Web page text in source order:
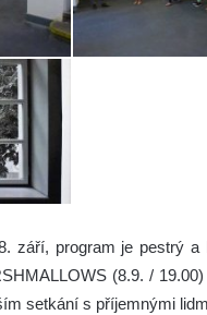
září, program je pestrý
(8.9. /
setkání s příjemnými